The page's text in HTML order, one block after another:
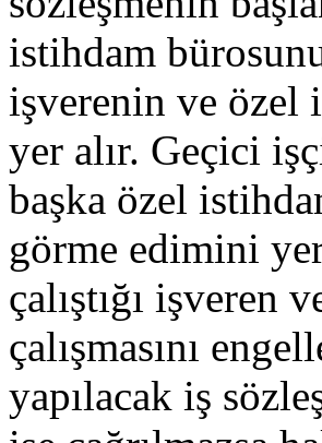
istihdam
işverenin ve özel
yer alır. Geçici
başka özel
görme edimini
çalıştığı işveren
çalışmasını
yapılacak iş